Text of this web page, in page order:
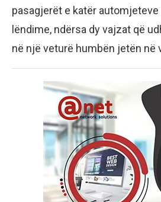
pasagjerët e katër
lëndime, ndërsa dy vajzat që
në një veturë humbën jetën në